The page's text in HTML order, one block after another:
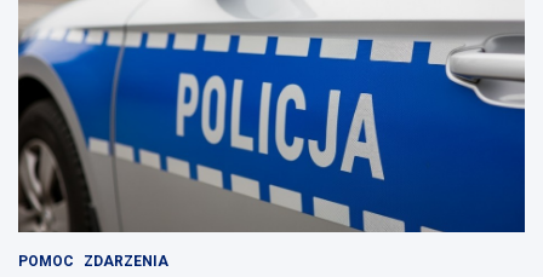
POMOC ZDARZENIA